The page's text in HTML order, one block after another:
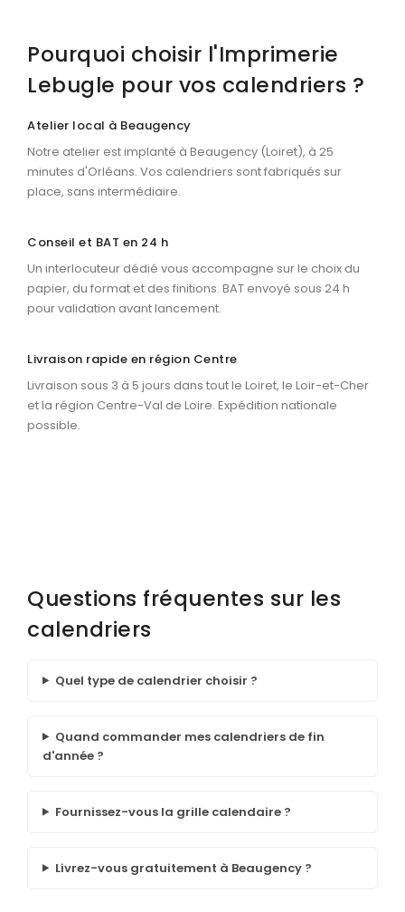
Pourquoi choisir l'Imprimerie
Lebugle pour vos calendriers ?
Atelier local à Beaugency
Notre atelier est implanté à Beaugency (Loiret), à 25
minutes d'Orléans. Vos calendriers sont fabriqués sur
place, sans intermédiaire.
Conseil et BAT en 24 h
Un interlocuteur dédié vous accompagne sur le choix du
papier, du format et des finitions. BAT envoyé sous 24 h
pour validation avant lancement.
Livraison rapide en région Centre
Livraison sous 3 à 5 jours dans tout le Loiret, le Loir-et-Cher
et la région Centre-Val de Loire. Expédition nationale
possible.
Questions fréquentes sur les
calendriers
Quel type de calendrier choisir ?
Quand commander mes calendriers de fin
d'année ?
Fournissez-vous la grille calendaire ?
Livrez-vous gratuitement à Beaugency ?